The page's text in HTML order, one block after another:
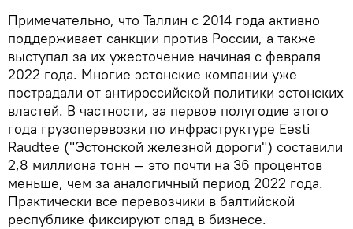
Примечательно, что Таллин с 2014 года активно
поддерживает санкции против России, а также
выступал за их ужесточение начиная с февраля
2022 года. Многие эстонские компании уже
пострадали от антироссийской политики эстонских
властей. В частности, за первое полугодие этого
года грузоперевозки по инфраструктуре Eesti
Raudtee ("Эстонской железной дороги") составили
2,8 миллиона тонн — это почти на 36 процентов
меньше, чем за аналогичный период 2022 года.
Практически все перевозчики в балтийской
республике фиксируют спад в бизнесе.